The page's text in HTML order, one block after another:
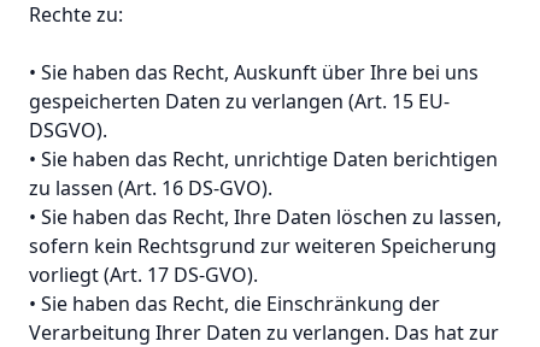
Rechte zu:
• Sie haben das Recht, Auskunft über Ihre bei uns
gespeicherten Daten zu verlangen (Art. 15 EU-
DSGVO).
• Sie haben das Recht, unrichtige Daten berichtigen
zu lassen (Art. 16 DS-GVO).
• Sie haben das Recht, Ihre Daten löschen zu lassen,
sofern kein Rechtsgrund zur weiteren Speicherung
vorliegt (Art. 17 DS-GVO).
• Sie haben das Recht, die Einschränkung der
Verarbeitung Ihrer Daten zu verlangen. Das hat zur